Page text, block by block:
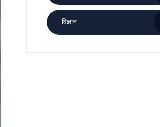
विज्ञान